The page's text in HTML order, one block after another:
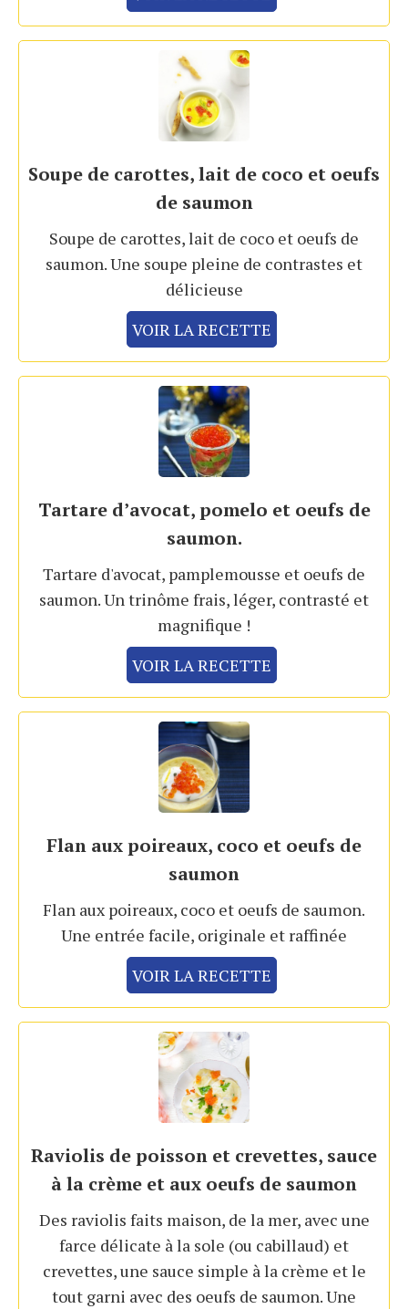
Soupe de carottes, lait de coco et oeufs
de saumon
Soupe de carottes, lait de coco et oeufs de
saumon. Une soupe pleine de contrastes et
délicieuse
VOIR LA RECETTE
Tartare d’avocat, pomelo et oeufs de
saumon.
Tartare d'avocat, pamplemousse et oeufs de
saumon. Un trinôme frais, léger, contrasté et
magnifique !
VOIR LA RECETTE
Flan aux poireaux, coco et oeufs de
saumon
Flan aux poireaux, coco et oeufs de saumon.
Une entrée facile, originale et raffinée
VOIR LA RECETTE
Raviolis de poisson et crevettes, sauce
à la crème et aux oeufs de saumon
Des raviolis faits maison, de la mer, avec une
farce délicate à la sole (ou cabillaud) et
crevettes, une sauce simple à la crème et le
tout garni avec des oeufs de saumon. Une